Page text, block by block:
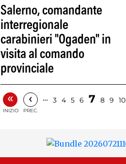
Salerno, comandante
interregionale
carabinieri "Ogaden" in
visita al comando
provinciale
«
INIZIO
‹
PREC.
… 3 4 5 6 7 8 9 10